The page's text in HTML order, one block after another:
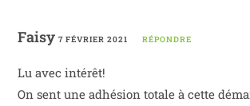
Faisy7 FÉVRIER 2021 RÉPONDRE
Lu avec intérêt!
On sent une adhésion totale à cette